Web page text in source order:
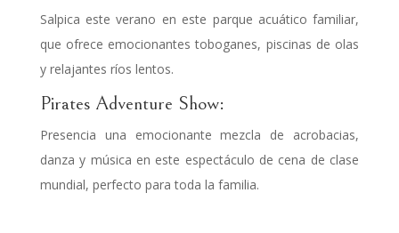
Salpica este verano en este parque acuático familiar,
que ofrece emocionantes toboganes, piscinas de olas
y relajantes ríos lentos.
Pirates Adventure Show:
Presencia una emocionante mezcla de acrobacias,
danza y música en este espectáculo de cena de clase
mundial, perfecto para toda la familia.